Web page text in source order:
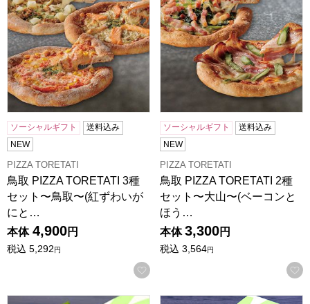
ソーシャルギフト
送料込み
NEW
PIZZA TORETATI
鳥取 PIZZA TORETATI 3種
セット〜鳥取〜(紅ずわいが
にと…
本体 4,900円
税込 5,292円
お気に入りに登録する
ソーシャルギフト
送料込み
NEW
PIZZA TORETATI
鳥取 PIZZA TORETATI 2種
セット〜大山〜(ベーコンと
ほう…
本体 3,300円
税込 3,564円